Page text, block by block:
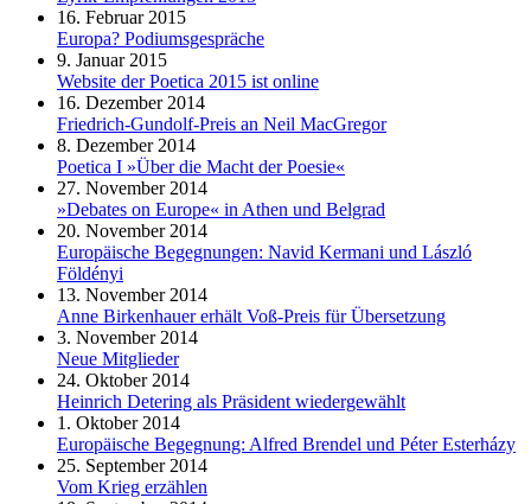
16. Februar 2015
Europa? Podiumsgespräche
9. Januar 2015
Website der Poetica 2015 ist online
16. Dezember 2014
Friedrich-Gundolf-Preis an Neil MacGregor
8. Dezember 2014
Poetica I »Über die Macht der Poesie«
27. November 2014
»Debates on Europe« in Athen und Belgrad
20. November 2014
Europäische Begegnungen: Navid Kermani und László
Földényi
13. November 2014
Anne Birkenhauer erhält Voß-Preis für Übersetzung
3. November 2014
Neue Mitglieder
24. Oktober 2014
Heinrich Detering als Präsident wiedergewählt
1. Oktober 2014
Europäische Begegnung: Alfred Brendel und Péter Esterházy
25. September 2014
Vom Krieg erzählen